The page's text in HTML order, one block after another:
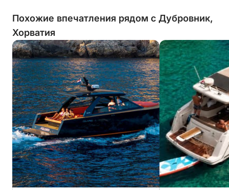
Похожие впечатления рядом с Дубровник,
Хорватия